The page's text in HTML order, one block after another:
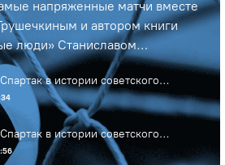
напряженные матчи вместе
и автором книги
люди» Станиславом
⚽️
в истории советского
Часть 1.
в истории советского
Часть 2.